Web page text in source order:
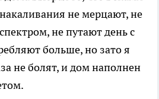
не мерцают, не
не путают день с
больше, но зато я
не болят, и дом наполнен